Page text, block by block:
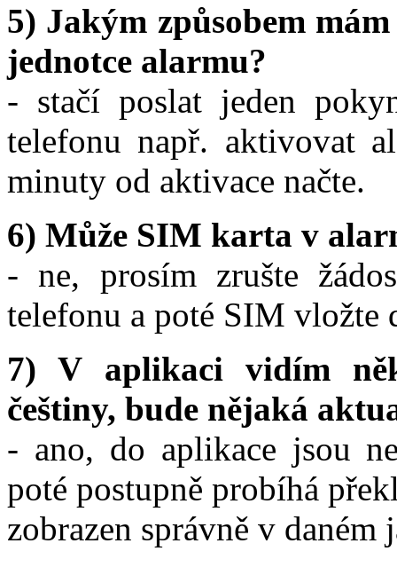
5) Jakým způsobem
jednotce alarmu?
- stačí poslat jeden
telefonu např. aktivovat
minuty od aktivace načte.
6) Může SIM karta v
- ne, prosím zrušte
telefonu a poté SIM vložte
7) V aplikaci vidím
češtiny, bude nějaká
- ano, do aplikace jsou
poté postupně probíhá
zobrazen správně v daném